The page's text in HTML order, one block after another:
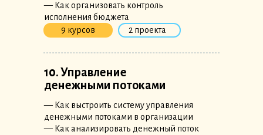
10. Управление
денежными потоками
— Как выстроить систему управления
денежными потоками в организации
— Как анализировать денежный поток
9 курсов 2 проекта
— Как организовать контроль
исполнения бюджета